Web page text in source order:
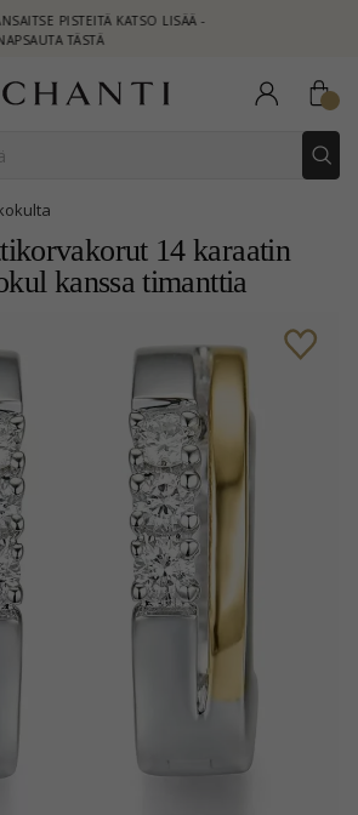
KATSO LISÄÄ -
14 karaatin
kanssa timanttia